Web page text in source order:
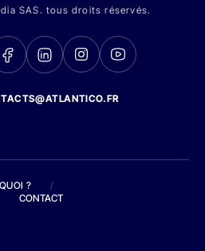
SAS. tous droits réservés.
?
/
CONTACT